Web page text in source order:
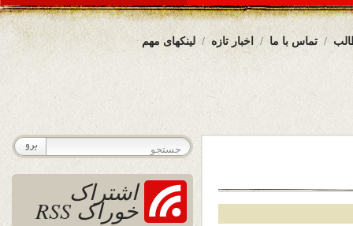
لینکهای مهم اخبار تازه تماس با ما
اشتراک
خوراک RSS